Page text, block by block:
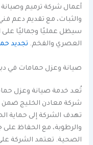
أعمال شركة ترميم
والثبات، مع تقديم دعم
سيظل عمليًا وجماليًا على
العصري والفخم. تجديد
صيانة وعزل حمامات في
تُعد خدمة صيانة وعزل
شركة معادن الخليج ضمن
تهدف الشركة إلى حماية
والرطوبة، مع الحفاظ على
الصحية. تعتمد الشركة